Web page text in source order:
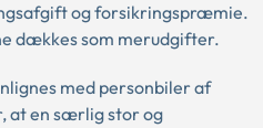
og forsikringspræmie.
dækkes som merudgifter.
med personbiler af
at en særlig stor og